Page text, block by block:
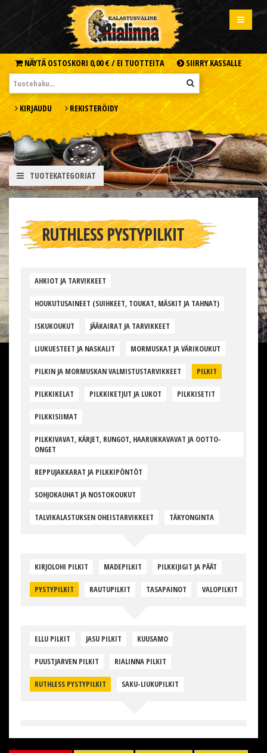
NÄYTÄ OSTOSKORI 0,00 € / EI TUOTTEITA SIIRRY KASSALLE
KIRJAUDU REKISTERÖIDY
TUOTEKATEGORIAT
RUTHLESS PYSTYPILKIT
AHKIOT JA TARVIKKEET
HOUKUTUSAINEET (SUIHKEET, TOUKAT, MÄSKIT JA TAHNAT)
ISKUKOUKUT JÄÄKAIRAT JA TARVIKKEET
LIUKUESTEET JA NASKALIT MORMUSKAT JA VÄRIKOUKUT
PILKIN JA MORMUSKAN VALMISTUSTARVIKKEET PILKIT
PILKKIKELAT PILKKIKETJUT JA LUKOT PILKKISETIT
PILKKISIIMAT
PILKKIVAVAT, KÄRJET, RUNGOT, HAARUKKAVAVAT JA OOTTO-
ONGET
REPPUJAKKARAT JA PILKKIPÖNTÖT
SOHJOKAUHAT JA NOSTOKOUKUT
TALVIKALASTUKSEN OHEISTARVIKKEET TÄKYONGINTA
KIRJOLOHI PILKIT MADEPILKIT PILKKIJIGIT JA PÄÄT
PYSTYPILKIT RAUTUPILKIT TASAPAINOT VALOPILKIT
ELLU PILKIT JASU PILKIT KUUSAMO
PUUSTJARVEN PILKIT RIALINNA PILKIT
RUTHLESS PYSTYPILKIT SAKU-LIUKUPILKIT